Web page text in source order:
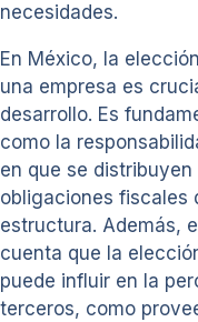
necesidades.
En México, la
una empresa es
desarrollo. Es
como la
en que se
obligaciones fiscales
estructura. Además,
cuenta que la
puede influir en la
terceros, como